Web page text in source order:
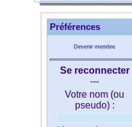
Préférences
Devenir membre
Se reconnecter
---
Votre nom (ou
pseudo) :